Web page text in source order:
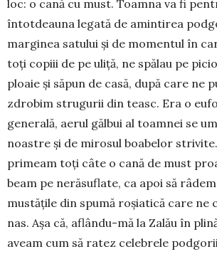
loc: o cană cu must. Toamna va fi
întotdeauna legată de amintirea
marginea satului și de momentul în
toți copiii de pe uliță, ne spălau pe
ploaie și săpun de casă, după care ne
zdrobim strugurii din teasc. Era o
generală, aerul gălbui al toamnei se
noastre și de mirosul boabelor
primeam toți câte o cană de must
beam pe nerăsuflate, ca apoi să
mustățile din spumă roșiatică care ne
nas. Așa că, aflându-mă la Zalău în
aveam cum să ratez celebrele